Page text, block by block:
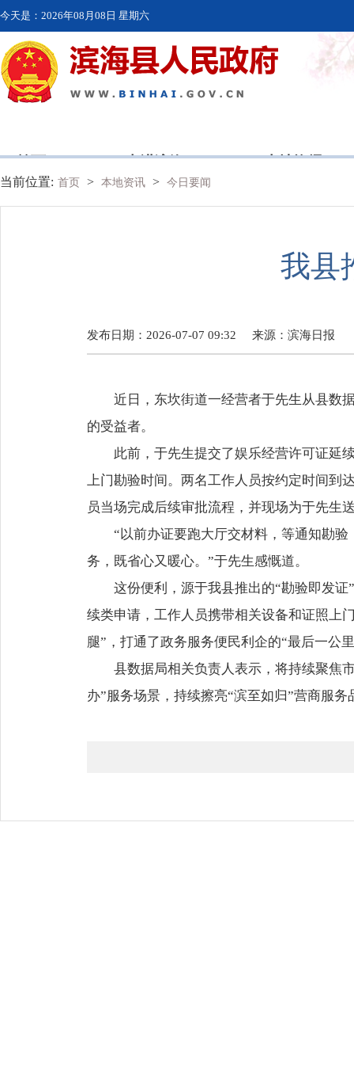
今天是： 2026年08月08日 星期六
首页 走进滨海 本地资讯
当前位置: 首页 > 本地资讯 > 今日要闻
我县
发布日期：2026-07-07 09:32 来源： 滨海日报
近日，东坎街道一经营者于先生从县数
的受益者。
此前，于先生提交了娱乐经营许可证延
上门勘验时间。两名工作人员按约定时间到
员当场完成后续审批流程，并现场为于先生
“以前办证要跑大厅交材料，等通知勘
务，既省心又暖心。”于先生感慨道。
这份便利，源于我县推出的“勘验即发
续类申请，工作人员携带相关设备和证照上
腿”，打通了政务服务便民利企的“最后一公
县数据局相关负责人表示，将持续聚焦
办”服务场景，持续擦亮“滨至如归”营商服